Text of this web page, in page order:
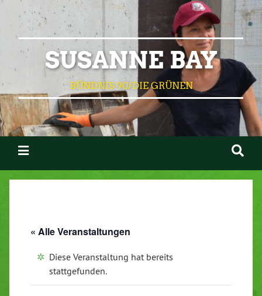
SUSANNE BAY
BÜNDNIS 90/DIE GRÜNEN
« Alle Veranstaltungen
Diese Veranstaltung hat bereits
stattgefunden.